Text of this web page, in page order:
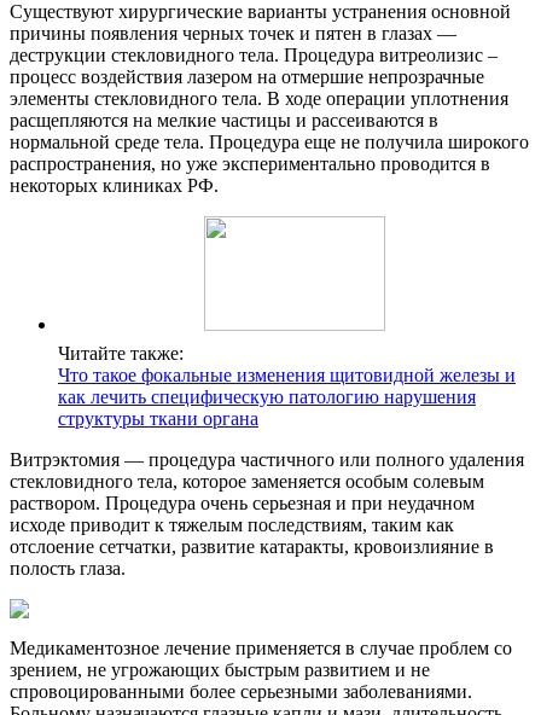
Существуют хирургические варианты устранения основной
причины появления черных точек и пятен в глазах —
деструкции стекловидного тела. Процедура витреолизис –
процесс воздействия лазером на отмершие непрозрачные
элементы стекловидного тела. В ходе операции уплотнения
расщепляются на мелкие частицы и рассеиваются в
нормальной среде тела. Процедура еще не получила широкого
распространения, но уже экспериментально проводится в
некоторых клиниках РФ.
Читайте также:
Что такое фокальные изменения щитовидной железы и
как лечить специфическую патологию нарушения
структуры ткани органа
Витрэктомия — процедура частичного или полного удаления
стекловидного тела, которое заменяется особым солевым
раствором. Процедура очень серьезная и при неудачном
исходе приводит к тяжелым последствиям, таким как
отслоение сетчатки, развитие катаракты, кровоизлияние в
полость глаза.
Медикаментозное лечение применяется в случае проблем со
зрением, не угрожающих быстрым развитием и не
спровоцированными более серьезными заболеваниями.